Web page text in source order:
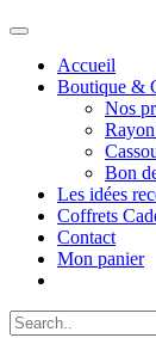
Accueil
Boutique &
Nos
Bon
Les idées
Coffrets
Contact
Mon panier